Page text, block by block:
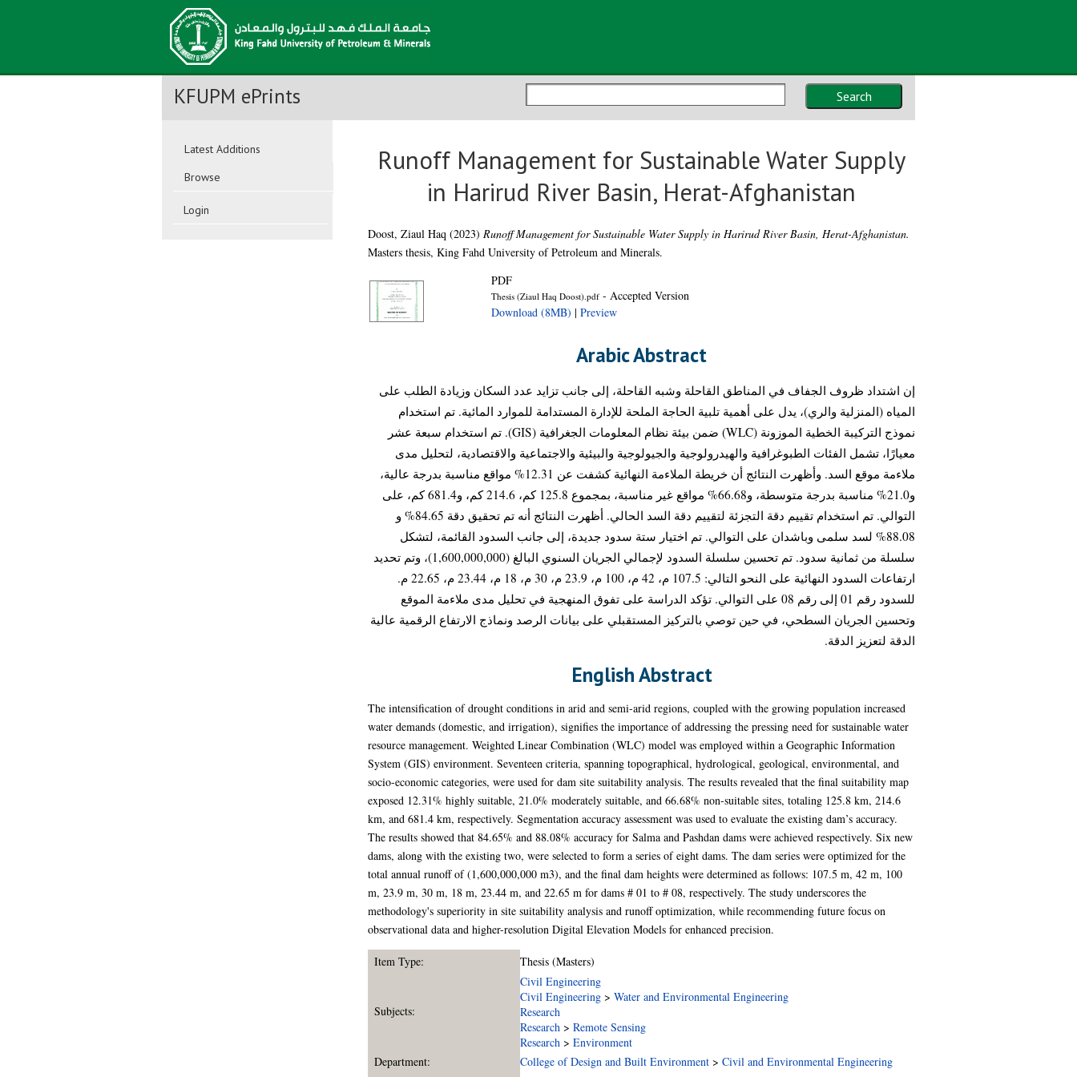
Search
KFUPM ePrints
Latest Additions
Browse
Login
Runoff Management for Sustainable Water Supply
in Harirud River Basin, Herat-Afghanistan
Doost, Ziaul Haq (2023) Runoff Management for Sustainable Water Supply in Harirud River Basin, Herat-Afghanistan.
Masters thesis, King Fahd University of Petroleum and Minerals.
PDF
Thesis (Ziaul Haq Doost).pdf- Accepted Version
Download (8MB) | Preview
Arabic Abstract
إن اشتداد ظروف الجفاف في المناطق القاحلة وشبه القاحلة، إلى جانب تزايد عدد السكان وزيادة الطلب على
المياه (المنزلية والري)، يدل على أهمية تلبية الحاجة الملحة للإدارة المستدامة للموارد المائية. تم استخدام
نموذج التركيبة الخطية الموزونة (WLC) ضمن بيئة نظام المعلومات الجغرافية (GIS). تم استخدام سبعة عشر
معيارًا، تشمل الفئات الطبوغرافية والهيدرولوجية والجيولوجية والبيئية والاجتماعية والاقتصادية، لتحليل مدى
ملاءمة موقع السد. وأظهرت النتائج أن خريطة الملاءمة النهائية كشفت عن 12.31% مواقع مناسبة بدرجة عالية،
و21.0% مناسبة بدرجة متوسطة، و66.68% مواقع غير مناسبة، بمجموع 125.8 كم، 214.6 كم، و681.4 كم، على
التوالي. تم استخدام تقييم دقة التجزئة لتقييم دقة السد الحالي. أظهرت النتائج أنه تم تحقيق دقة 84.65% و
88.08% لسد سلمى وباشدان على التوالي. تم اختيار ستة سدود جديدة، إلى جانب السدود القائمة، لتشكل
سلسلة من ثمانية سدود. تم تحسين سلسلة السدود لإجمالي الجريان السنوي البالغ (1,600,000,000)، وتم تحديد
ارتفاعات السدود النهائية على النحو التالي: 107.5 م، 42 م، 100 م، 23.9 م، 30 م، 18 م، 23.44 م، 22.65 م.
للسدود رقم 01 إلى رقم 08 على التوالي. تؤكد الدراسة على تفوق المنهجية في تحليل مدى ملاءمة الموقع
وتحسين الجريان السطحي، في حين توصي بالتركيز المستقبلي على بيانات الرصد ونماذج الارتفاع الرقمية عالية
الدقة لتعزيز الدقة.
English Abstract
The intensification of drought conditions in arid and semi-arid regions, coupled with the growing population increased
water demands (domestic, and irrigation), signifies the importance of addressing the pressing need for sustainable water
resource management. Weighted Linear Combination (WLC) model was employed within a Geographic Information
System (GIS) environment. Seventeen criteria, spanning topographical, hydrological, geological, environmental, and
socio-economic categories, were used for dam site suitability analysis. The results revealed that the final suitability map
exposed 12.31% highly suitable, 21.0% moderately suitable, and 66.68% non-suitable sites, totaling 125.8 km, 214.6
km, and 681.4 km, respectively. Segmentation accuracy assessment was used to evaluate the existing dam’s accuracy.
The results showed that 84.65% and 88.08% accuracy for Salma and Pashdan dams were achieved respectively. Six new
dams, along with the existing two, were selected to form a series of eight dams. The dam series were optimized for the
total annual runoff of (1,600,000,000 m3), and the final dam heights were determined as follows: 107.5 m, 42 m, 100
m, 23.9 m, 30 m, 18 m, 23.44 m, and 22.65 m for dams # 01 to # 08, respectively. The study underscores the
methodology's superiority in site suitability analysis and runoff optimization, while recommending future focus on
observational data and higher-resolution Digital Elevation Models for enhanced precision.
Item Type: Thesis (Masters)
Subjects:
Civil Engineering
Civil Engineering> Water and Environmental Engineering
Research
Research> Remote Sensing
Research> Environment
Department:
College of Design and Built Environment> Civil and Environmental Engineering